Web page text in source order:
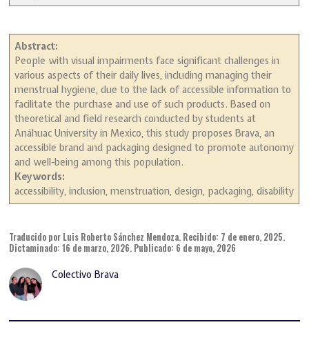
Abstract:
People with visual impairments face significant challenges in
various aspects of their daily lives, including managing their
menstrual hygiene, due to the lack of accessible information to
facilitate the purchase and use of such products. Based on
theoretical and field research conducted by students at
Anáhuac University in Mexico, this study proposes Brava, an
accessible brand and packaging designed to promote autonomy
and well-being among this population.
Keywords:
accessibility, inclusion, menstruation, design, packaging, disability
Traducido por Luis Roberto Sánchez Mendoza. Recibido: 7 de enero, 2025.
Dictaminado: 16 de marzo, 2026. Publicado: 6 de mayo, 2026
Colectivo Brava